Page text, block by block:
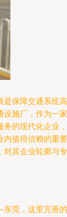
是保障交通系统高
设施厂，作为一家
务的现代化企业，
内值得信赖的重要
对其企业轮廓与专
莞，这里完善的